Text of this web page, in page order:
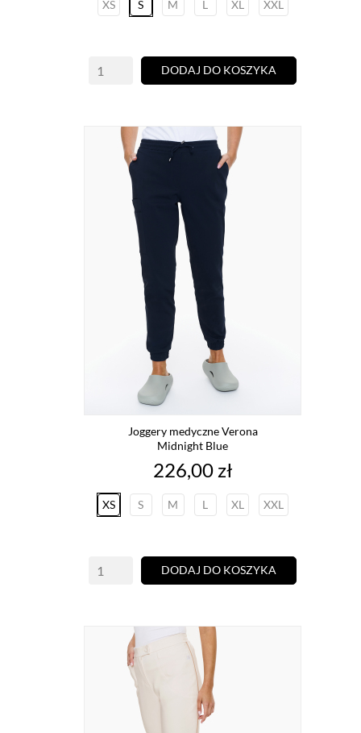
XS S M L XL XXL
DODAJ DO KOSZYKA
Joggery medyczne Verona
Midnight Blue
Cena
226,00 zł
XS S M L XL XXL
DODAJ DO KOSZYKA